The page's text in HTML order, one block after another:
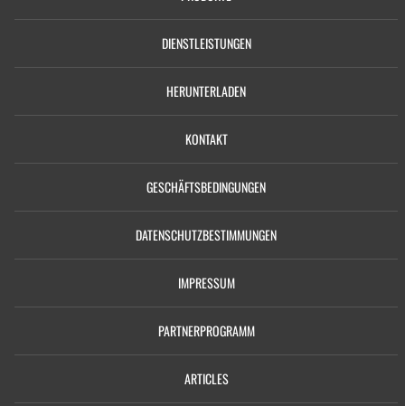
DIENSTLEISTUNGEN
HERUNTERLADEN
KONTAKT
GESCHÄFTSBEDINGUNGEN
DATENSCHUTZBESTIMMUNGEN
IMPRESSUM
PARTNERPROGRAMM
ARTICLES